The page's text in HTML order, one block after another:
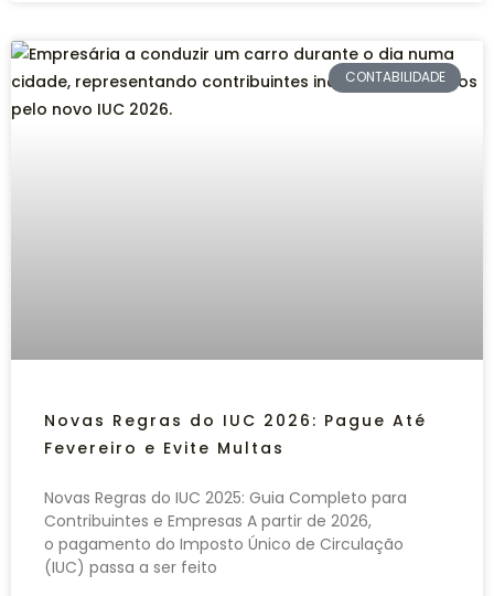
CONTABILIDADE
Novas Regras do IUC 2026: Pague Até
Fevereiro e Evite Multas
Novas Regras do IUC 2025: Guia Completo para
Contribuintes e Empresas A partir de 2026,
o pagamento do Imposto Único de Circulação
(IUC) passa a ser feito